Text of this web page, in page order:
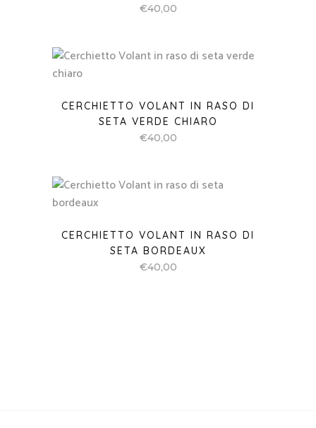
€40,00
CERCHIETTO VOLANT IN RASO DI
SETA VERDE CHIARO
€40,00
CERCHIETTO VOLANT IN RASO DI
SETA BORDEAUX
€40,00